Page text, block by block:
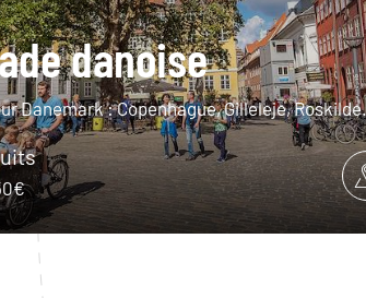
danoise
Danemark : Copenhague, Gilleleje, Roskilde.